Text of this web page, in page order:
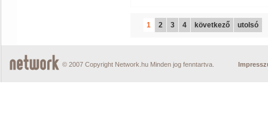
1 2 3 4 következő utolsó
© 2007 Copyright Network.hu Minden jog fenntartva.